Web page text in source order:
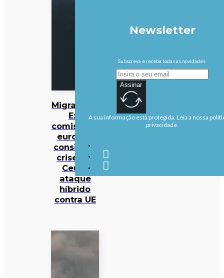
Migrações:
Ex-
comissário
europeu
considera
crise em
Ceuta
ataque
híbrido
contra UE
Newsletter
Subscreva e receba todas as novidades.
Assinar
A sua informação está protegida. Leia a nossa
privacidade.